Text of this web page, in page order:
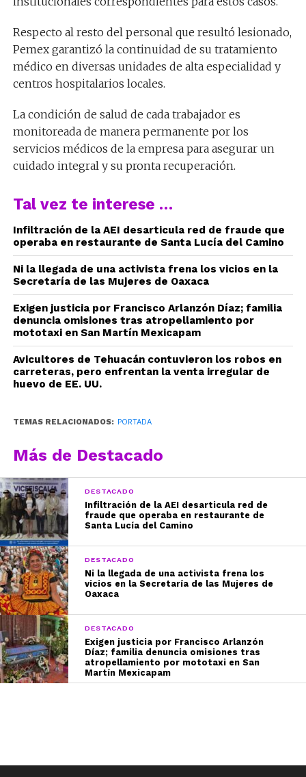
Respecto al resto del personal que resultó lesionado,
Pemex garantizó la continuidad de su tratamiento
médico en diversas unidades de alta especialidad y
centros hospitalarios locales.
La condición de salud de cada trabajador es
monitoreada de manera permanente por los
servicios médicos de la empresa para asegurar un
cuidado integral y su pronta recuperación.
Tal vez te interese …
Infiltración de la AEI desarticula red de fraude que
operaba en restaurante de Santa Lucía del Camino
Ni la llegada de una activista frena los vicios en la
Secretaría de las Mujeres de Oaxaca
Exigen justicia por Francisco Arlanzón Díaz; familia
denuncia omisiones tras atropellamiento por
mototaxi en San Martín Mexicapam
Avicultores de Tehuacán contuvieron los robos en
carreteras, pero enfrentan la venta irregular de
huevo de EE. UU.
TEMAS RELACIONADOS: PORTADA
Más de Destacado
DESTACADO
Infiltración de la AEI desarticula red de
fraude que operaba en restaurante de
Santa Lucía del Camino
DESTACADO
Ni la llegada de una activista frena los
vicios en la Secretaría de las Mujeres de
Oaxaca
DESTACADO
Exigen justicia por Francisco Arlanzón
Díaz; familia denuncia omisiones tras
atropellamiento por mototaxi en San
Martín Mexicapam